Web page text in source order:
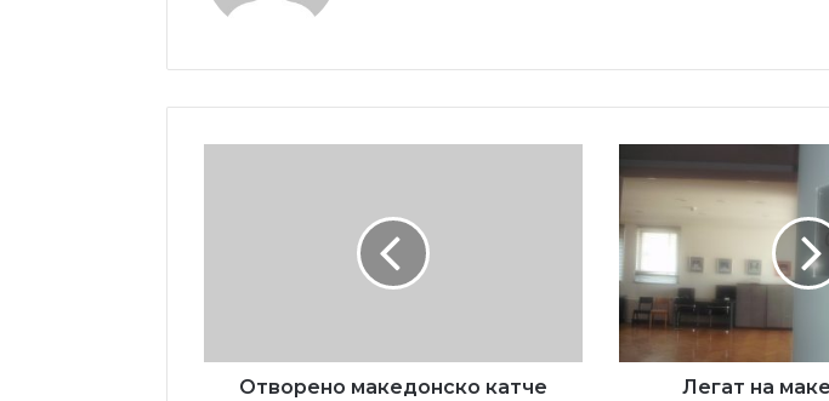
Oтворено македонско катче
на
македонскиот
диригент
Горјан
Коруноски
во
театарот
Мадленијанум
Легат на